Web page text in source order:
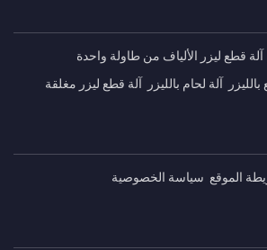
آلة قطع ليزر الألياف من طاولة واحدة
آلة لحام بالليزر آلة قطع ليزر مغلقة
الموقع سياسة الخصوصية